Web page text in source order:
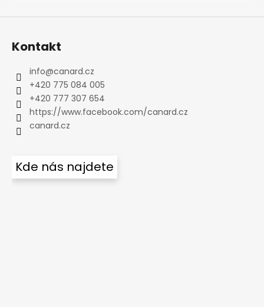
Kontakt
info@canard.cz
+420 775 084 005
+420 777 307 654
https://www.facebook.com/canard.cz
canard.cz
Kde nás najdete